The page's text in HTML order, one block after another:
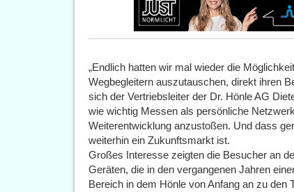
„Endlich hatten wir mal wieder die
Wegbegleitern auszutauschen, direkt ihren
sich der Vertriebsleiter der Dr. Hönle AG
wie wichtig Messen als persönliche
Weiterentwicklung anzustoßen. Und dass
weiterhin ein Zukunftsmarkt ist.
Großes Interesse zeigten die Besucher an
Geräten, die in den vergangenen Jahren
Bereich in dem Hönle von Anfang an zu den